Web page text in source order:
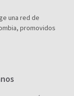
una red de
promovidos